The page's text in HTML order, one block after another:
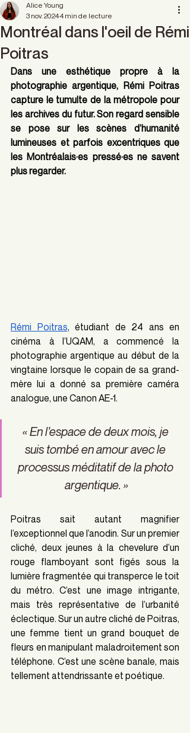
Montréal dans l'oeil de Rémi
Poitras
Alice Young
3 nov. 20244 min de lecture
Dans une esthétique propre à la
photographie argentique, Rémi Poitras
capture le tumulte de la métropole pour
les archives du futur. Son regard sensible
se pose sur les scènes d’humanité
lumineuses et parfois excentriques que
les Montréalais·es pressé·es ne savent
plus regarder.
Rémi Poitras, étudiant de 24 ans en
cinéma à l’UQAM, a commencé la
photographie argentique au début de la
vingtaine lorsque le copain de sa grand-
mère lui a donné sa première caméra
analogue, une Canon AE-1.
« En l’espace de deux mois, je
suis tombé en amour avec le
processus méditatif de la photo
argentique. »
Poitras sait autant magnifier
l’exceptionnel que l’anodin. Sur un premier
cliché, deux jeunes à la chevelure d’un
rouge flamboyant sont figés sous la
lumière fragmentée qui transperce le toit
du métro. C’est une image intrigante,
mais très représentative de l’urbanité
éclectique. Sur un autre cliché de Poitras,
une femme tient un grand bouquet de
fleurs en manipulant maladroitement son
téléphone. C’est une scène banale, mais
tellement attendrissante et poétique.